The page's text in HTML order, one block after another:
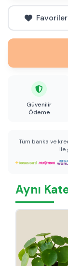
Güvenilir
Ödeme
Tüm banka ve
ile
Aynı